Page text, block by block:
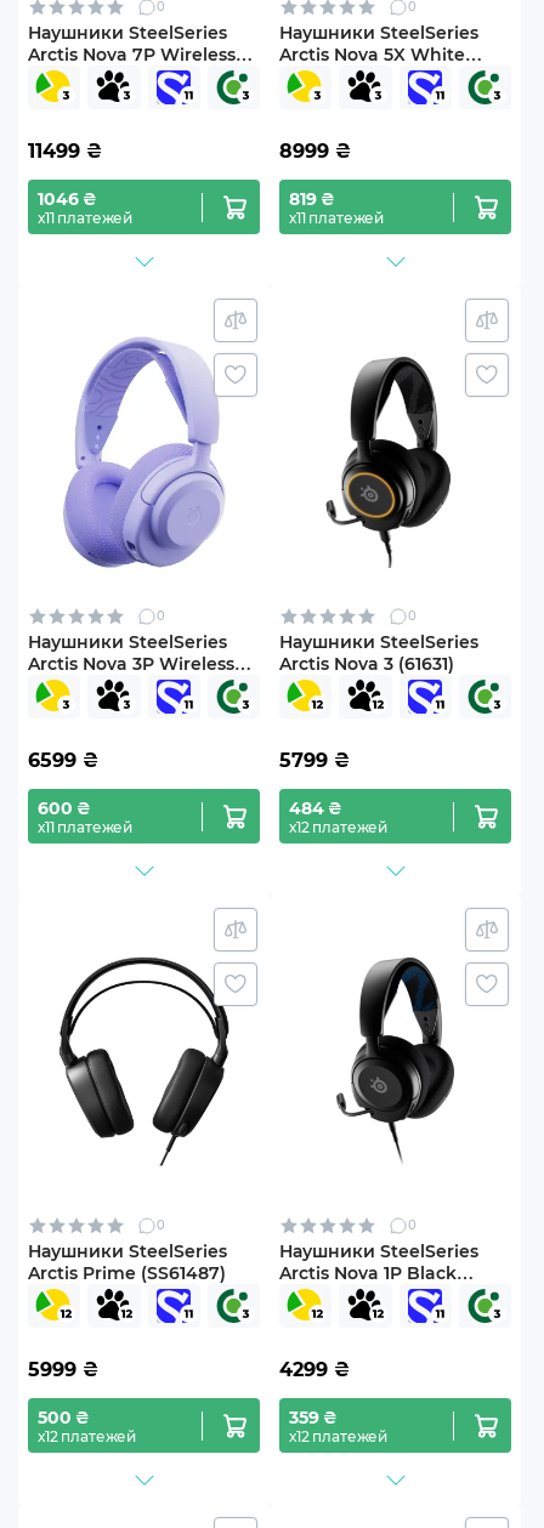
0
Наушники SteelSeries
Arctis Nova 7P Wireless
Gen 2 Black (SS61744)
11499 ₴
1046 ₴
х11 платежей
0
Наушники SteelSeries
Arctis Nova 5X White
(SS61677)
8999 ₴
819 ₴
х11 платежей
0
Наушники SteelSeries
Arctis Nova 3P Wireless
MultiPlatform Lavender
(SS61692)
6599 ₴
600 ₴
х11 платежей
0
Наушники SteelSeries
Arctis Nova 3 (61631)
5799 ₴
484 ₴
х12 платежей
0
Наушники SteelSeries
Arctis Prime (SS61487)
5999 ₴
500 ₴
х12 платежей
0
Наушники SteelSeries
Arctis Nova 1P Black
(SS61611)
4299 ₴
359 ₴
х12 платежей